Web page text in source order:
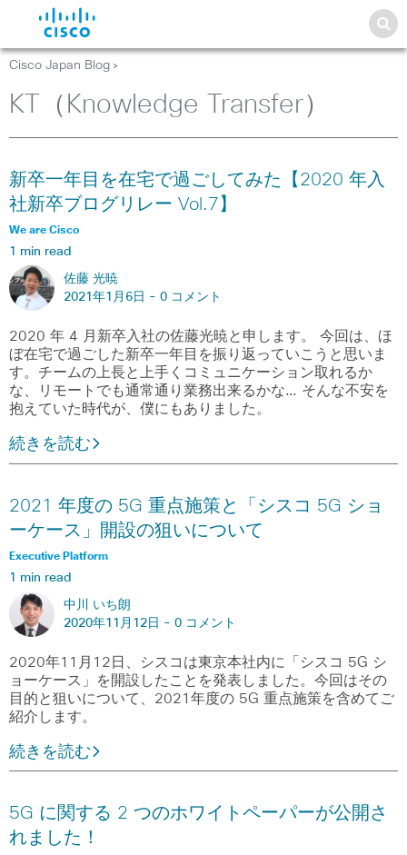
Cisco Japan Blog >
KT（Knowledge Transfer）
新卒一年目を在宅で過ごしてみた【2020 年入
社新卒ブログリレー Vol.7】
We are Cisco
1 min read
佐藤 光暁
2021年1月6日 - 0 コメント
2020 年 4 月新卒入社の佐藤光暁と申します。 今回は、ほ
ぼ在宅で過ごした新卒一年目を振り返っていこうと思いま
す。チームの上長と上手くコミュニケーション取れるか
な、リモートでも通常通り業務出来るかな… そんな不安を
抱えていた時代が、僕にもありました。
続きを読む
2021 年度の 5G 重点施策と「シスコ 5G ショ
ーケース」開設の狙いについて
Executive Platform
1 min read
中川 いち朗
2020年11月12日 - 0 コメント
2020年11月12日、シスコは東京本社内に「シスコ 5G シ
ョーケース」を開設したことを発表しました。今回はその
目的と狙いについて、2021年度の 5G 重点施策を含めてご
紹介します。
続きを読む
5G に関する 2 つのホワイトペーパーが公開さ
れました！